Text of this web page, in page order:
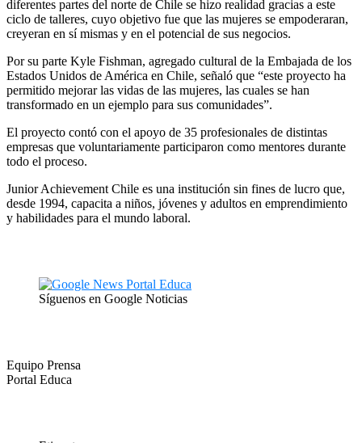
diferentes partes del norte de Chile se hizo realidad gracias a este
ciclo de talleres, cuyo objetivo fue que las mujeres se empoderaran,
creyeran en sí mismas y en el potencial de sus negocios.
Por su parte Kyle Fishman, agregado cultural de la Embajada de los
Estados Unidos de América en Chile, señaló que “este proyecto ha
permitido mejorar las vidas de las mujeres, las cuales se han
transformado en un ejemplo para sus comunidades”.
El proyecto contó con el apoyo de 35 profesionales de distintas
empresas que voluntariamente participaron como mentores durante
todo el proceso.
Junior Achievement Chile es una institución sin fines de lucro que,
desde 1994, capacita a niños, jóvenes y adultos en emprendimiento
y habilidades para el mundo laboral.
Síguenos en Google Noticias
Equipo Prensa
Portal Educa